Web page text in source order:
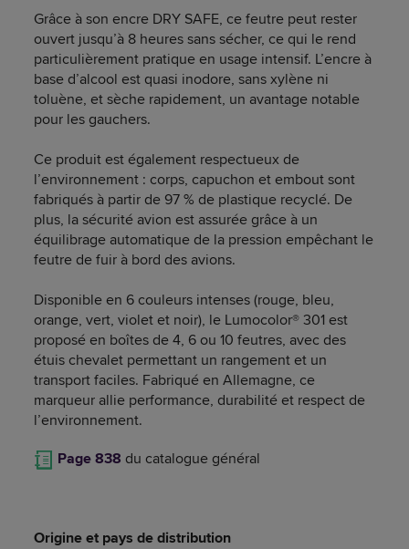
Grâce à son encre DRY SAFE, ce feutre peut rester
ouvert jusqu’à 8 heures sans sécher, ce qui le rend
particulièrement pratique en usage intensif. L’encre à
base d’alcool est quasi inodore, sans xylène ni
toluène, et sèche rapidement, un avantage notable
pour les gauchers.
Ce produit est également respectueux de
l’environnement : corps, capuchon et embout sont
fabriqués à partir de 97 % de plastique recyclé. De
plus, la sécurité avion est assurée grâce à un
équilibrage automatique de la pression empêchant le
feutre de fuir à bord des avions.
Disponible en 6 couleurs intenses (rouge, bleu,
orange, vert, violet et noir), le Lumocolor® 301 est
proposé en boîtes de 4, 6 ou 10 feutres, avec des
étuis chevalet permettant un rangement et un
transport faciles. Fabriqué en Allemagne, ce
marqueur allie performance, durabilité et respect de
l’environnement.
Page 838 du catalogue général
Origine et pays de distribution